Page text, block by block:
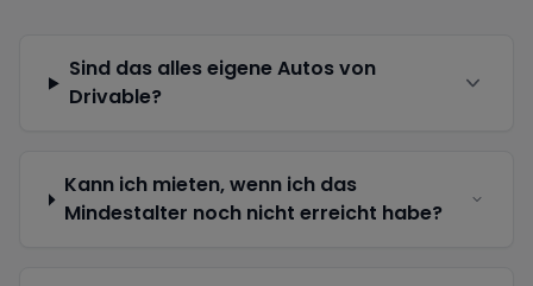
Sind das alles eigene Autos von
Drivable?
Kann ich mieten, wenn ich das
Mindestalter noch nicht erreicht habe?